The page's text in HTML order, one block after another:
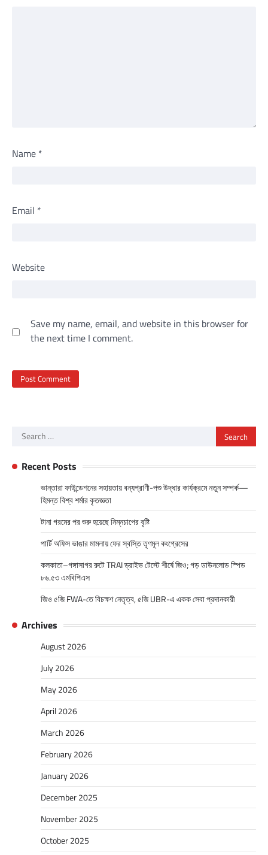
Name *
Email *
Website
Save my name, email, and website in this browser for
the next time I comment.
Search
Recent Posts
ভান্তারা ফাউন্ডেশনের সহায়তায় বন্যপ্রাণী-পশু উদ্ধার কার্যক্রমে নতুন সম্পর্ক—
হিমন্ত বিশ্ব শর্মার কৃতজ্ঞতা
টানা গরমের পর শুরু হয়েছে নিম্নচাপের বৃষ্টি
পার্টি অফিস ভাঙার মামলায় ফের স্বস্তি তৃণমূল কংগ্রেসের
কলকাতা–গঙ্গাসাগর রুটে TRAI ড্রাইভ টেস্টে শীর্ষে জিও; গড় ডাউনলোড স্পিড
৮৬.৫৩ এমবিপিএস
জিও ৫জি FWA-তে বিচক্ষণ নেতৃত্ব, ৫জি UBR-এ একক সেবা প্রদানকারী
Archives
August 2026
July 2026
May 2026
April 2026
March 2026
February 2026
January 2026
December 2025
November 2025
October 2025